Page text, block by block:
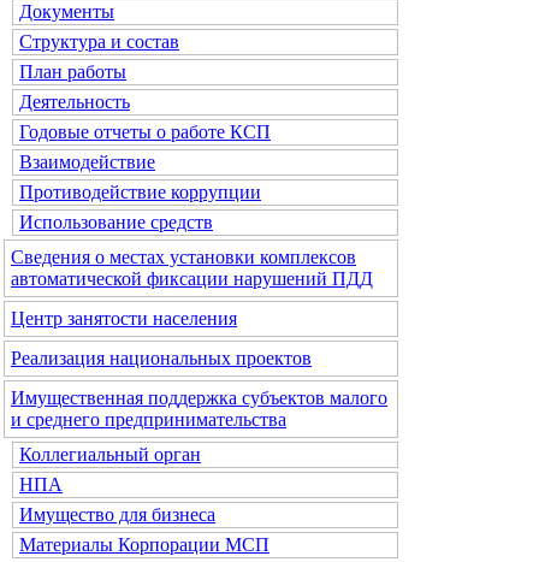
Документы
Структура и состав
План работы
Деятельность
Годовые отчеты о работе КСП
Взаимодействие
Противодействие коррупции
Использование средств
Сведения о местах установки комплексов
автоматической фиксации нарушений ПДД
Центр занятости населения
Реализация национальных проектов
Имущественная поддержка субъектов малого
и среднего предпринимательства
Коллегиальный орган
НПА
Имущество для бизнеса
Материалы Корпорации МСП